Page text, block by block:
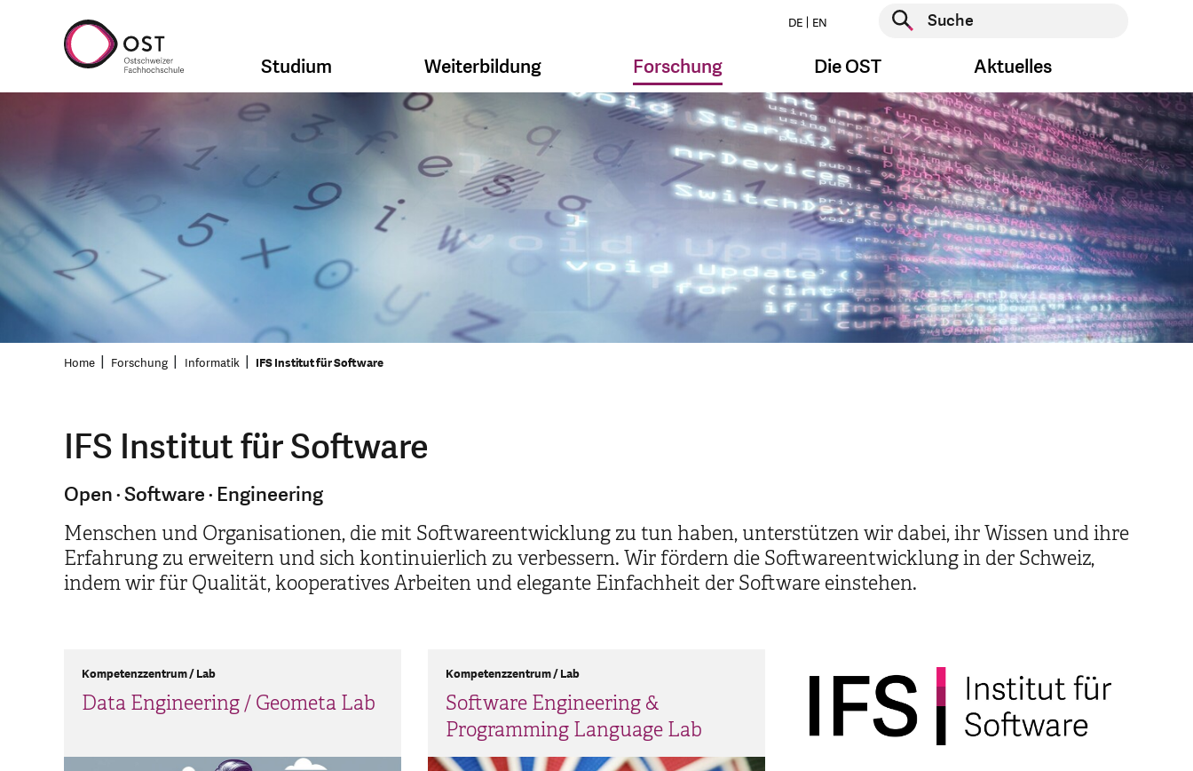
DE EN
Suche starten
Studium Weiterbildung Forschung Die OST Aktuelles
Home Forschung Informatik IFS Institut für Software
IFS Institut für Software
Open · Software · Engineering
Menschen und Organisationen, die mit Softwareentwicklung zu tun haben, unterstützen wir dabei, ihr Wissen und ihre
Erfahrung zu erweitern und sich kontinuierlich zu verbessern. Wir fördern die Softwareentwicklung in der Schweiz,
indem wir für Qualität, kooperatives Arbeiten und elegante Einfachheit der Software einstehen.
Data Engineering / Geometa Lab
Kompetenzzentrum / Lab
Software Engineering &
Programming Language Lab
Kompetenzzentrum / Lab